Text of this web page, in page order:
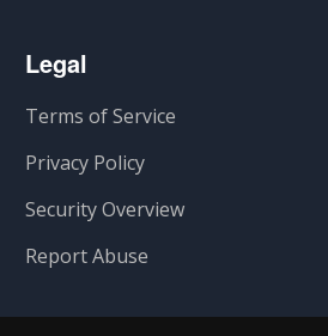
Legal
Terms of Service
Privacy Policy
Security Overview
Report Abuse